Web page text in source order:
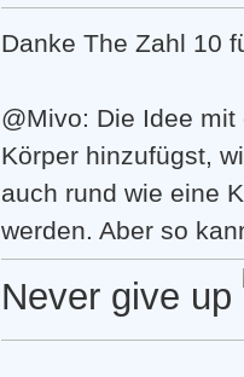
Danke The Zahl 10
@Mivo: Die Idee
Körper hinzufügst,
auch rund wie eine
werden. Aber so
Never give up